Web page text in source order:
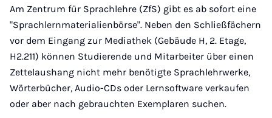
Am Zentrum für Sprachlehre (ZfS) gibt es ab sofort eine
"Sprachlernmaterialienbörse". Neben den Schließfächern
vor dem Eingang zur Mediathek (Gebäude H, 2. Etage,
H2.211) können Studierende und Mitarbeiter über einen
Zettelaushang nicht mehr benötigte Sprachlehrwerke,
Wörterbücher, Audio-CDs oder Lernsoftware verkaufen
oder aber nach gebrauchten Exemplaren suchen.